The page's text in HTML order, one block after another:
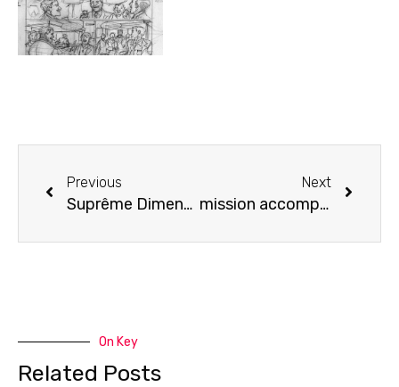
Previous
Suprême Dimension
Next
mission accomplie!
On Key
Related Posts